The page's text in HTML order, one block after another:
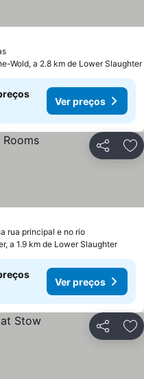
Ver preços
Wold, a 2.8 km de Lower Slaughter
Ver preços
Partilhar
rua principal e no rioVer preços
a 1.9 km de Lower Slaughter
Ver preços
Partilhar